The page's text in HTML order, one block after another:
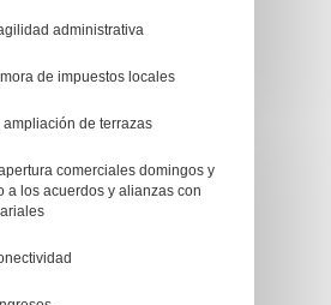
administrativa
de impuestos locales
de terrazas
comerciales domingos y
a los acuerdos y alianzas con